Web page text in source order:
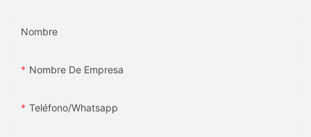
Nombre
Nombre De Empresa
Teléfono/whatsapp